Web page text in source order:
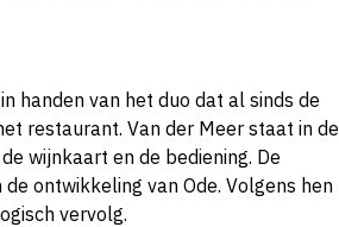
handen van het duo dat al sinds de
restaurant. Van der Meer staat in de
wijnkaart en de bediening. De
ontwikkeling van Ode. Volgens hen
vervolg.